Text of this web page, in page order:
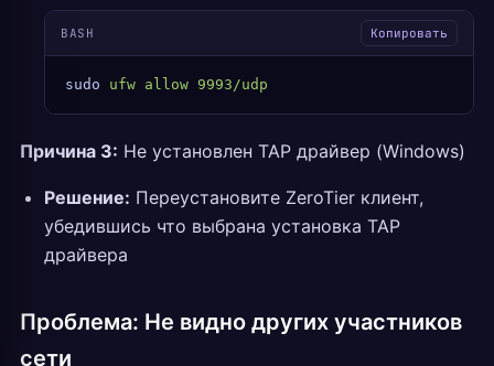
BASH Копировать
sudo ufw allow 9993/udp
Причина 3: Не установлен TAP драйвер (Windows)
Решение: Переустановите ZeroTier клиент,
убедившись что выбрана установка TAP
драйвера
Проблема: Не видно других участников
сети